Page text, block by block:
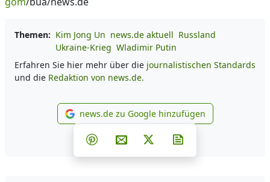
Themen: Kim Jong Un news.de aktuell Russland
Ukraine-Krieg Wladimir Putin
Erfahren Sie hier mehr über die journalistischen Standards
und die Redaktion von news.de.
news.de zu Google
news.de zu Google hinzufügen
Teilen auf Facebook
Teilen auf Whatsapp
Teilen auf Telegram
Teilen auf Pinterest
Per E-Mail teilen
Post auf X